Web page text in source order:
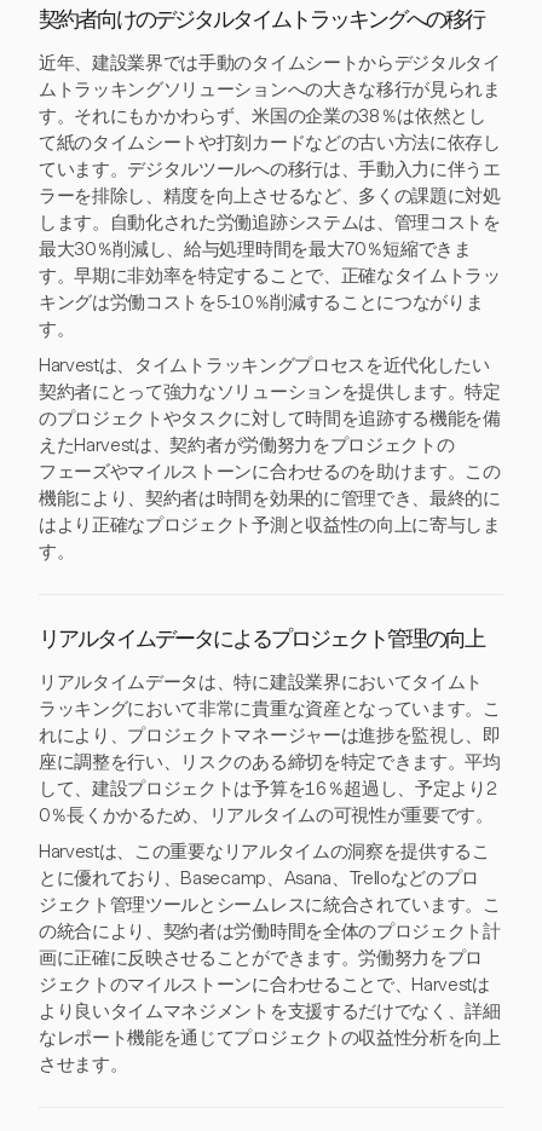
契約者向けのデジタルタイムトラッキングへの移行
近年、建設業界では手動のタイムシートからデジタルタイ
ムトラッキングソリューションへの大きな移行が見られま
す。それにもかかわらず、米国の企業の38％は依然とし
て紙のタイムシートや打刻カードなどの古い方法に依存し
ています。デジタルツールへの移行は、手動入力に伴うエ
ラーを排除し、精度を向上させるなど、多くの課題に対処
します。自動化された労働追跡システムは、管理コストを
最大30％削減し、給与処理時間を最大70％短縮できま
す。早期に非効率を特定することで、正確なタイムトラッ
キングは労働コストを5-10％削減することにつながりま
す。
Harvestは、タイムトラッキングプロセスを近代化したい
契約者にとって強力なソリューションを提供します。特定
のプロジェクトやタスクに対して時間を追跡する機能を備
えたHarvestは、契約者が労働努力をプロジェクトの
フェーズやマイルストーンに合わせるのを助けます。この
機能により、契約者は時間を効果的に管理でき、最終的に
はより正確なプロジェクト予測と収益性の向上に寄与しま
す。
リアルタイムデータによるプロジェクト管理の向上
リアルタイムデータは、特に建設業界においてタイムト
ラッキングにおいて非常に貴重な資産となっています。こ
れにより、プロジェクトマネージャーは進捗を監視し、即
座に調整を行い、リスクのある締切を特定できます。平均
して、建設プロジェクトは予算を16％超過し、予定より2
0％長くかかるため、リアルタイムの可視性が重要です。
Harvestは、この重要なリアルタイムの洞察を提供するこ
とに優れており、Basecamp、Asana、Trelloなどのプロ
ジェクト管理ツールとシームレスに統合されています。こ
の統合により、契約者は労働時間を全体のプロジェクト計
画に正確に反映させることができます。労働努力をプロ
ジェクトのマイルストーンに合わせることで、Harvestは
より良いタイムマネジメントを支援するだけでなく、詳細
なレポート機能を通じてプロジェクトの収益性分析を向上
させます。